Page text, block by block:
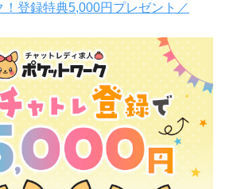
！登録特典5,000円プレゼント／